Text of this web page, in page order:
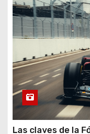
Las claves de la